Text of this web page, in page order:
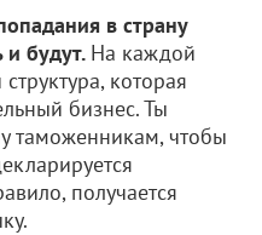
в страну
и будут. На каждой
которая
бизнес. Ты
таможенникам, чтобы
получается